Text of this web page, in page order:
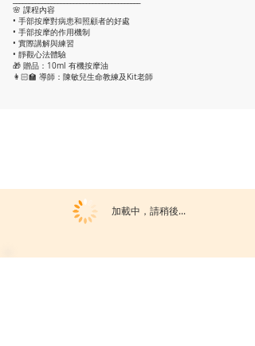
🌸 課程內容
• 手部按摩對病患和照顧者的好處
• 手部按摩的作用機制
• 實際講解與練習
• 靜觀心法體驗
🎁 贈品：10ml 有機按摩油
👩🏻‍🏫 導師：陳敏兒生命教練及Kit老師
加載中，請稍後...